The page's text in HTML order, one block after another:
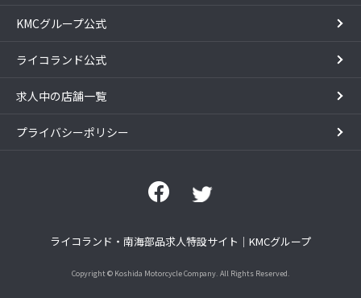
KMCグループ公式
ライコランド公式
求人中の店舗一覧
プライバシーポリシー
ライコランド・南海部品求人特設サイト｜KMCグループ
Copyright © Koshida Motorcycle Company. All Rights Reserved.